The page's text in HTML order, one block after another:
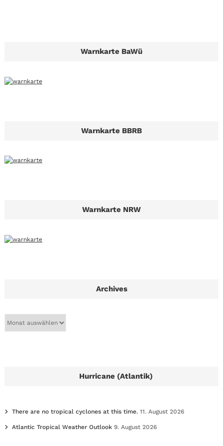
Warnkarte BaWü
Warnkarte BBRB
Warnkarte NRW
Archives
Hurricane (Atlantik)
There are no tropical cyclones at this time. 11. August 2026
Atlantic Tropical Weather Outlook 9. August 2026